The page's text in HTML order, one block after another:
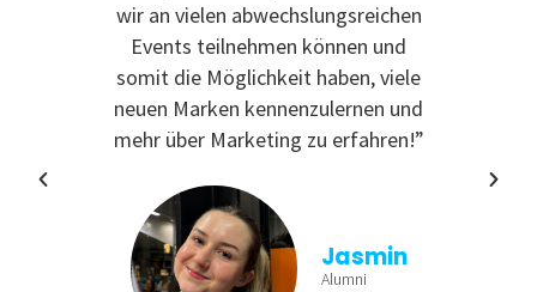
wir an vielen abwechslungsreichen
Events teilnehmen können und
somit die Möglichkeit haben, viele
neuen Marken kennenzulernen und
mehr über Marketing zu erfahren!”
Jasmin
Alumni